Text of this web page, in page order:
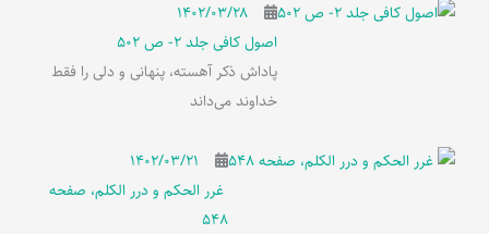
۱۴۰۲/۰۳/۲۸
اصول کافی جلد 2- ص 502
پاداش ذکر آهسته، پنهانی و دلی را فقط
خداوند می‌داند
۱۴۰۲/۰۳/۲۱
غرر الحکم و درر الکلم، صفحه
548